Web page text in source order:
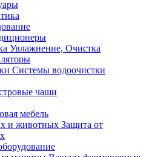
Увлажнение, Очистка
Системы водоочистки
чаши
мебель
Защита от